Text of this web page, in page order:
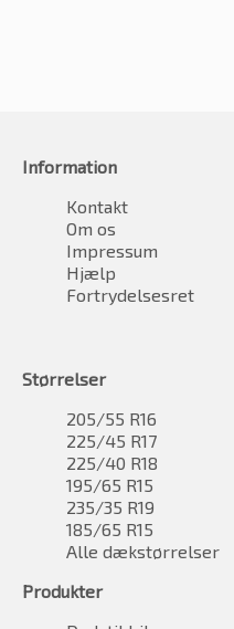
Information
Kontakt
Om os
Impressum
Hjælp
Fortrydelsesret
Størrelser
205/55 R16
225/45 R17
225/40 R18
195/65 R15
235/35 R19
185/65 R15
Alle dækstørrelser
Produkter